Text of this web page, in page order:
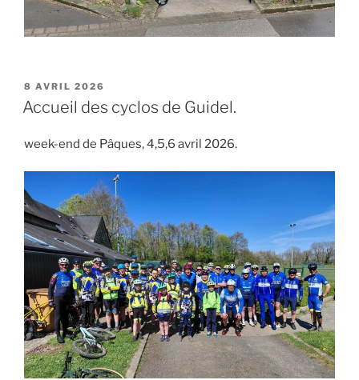
PUBLIÉ
LE
8 AVRIL 2026
Accueil des cyclos de Guidel.
week-end de Pâques, 4,5,6 avril 2026.